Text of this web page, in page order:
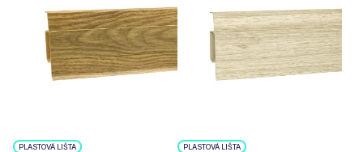
PLASTOVÁ LIŠTA PLASTOVÁ LIŠTA